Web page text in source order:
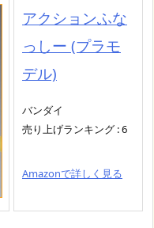
アクションふな
っしー (プラモ
デル)
バンダイ
売り上げランキング : 6
Amazonで詳しく見る